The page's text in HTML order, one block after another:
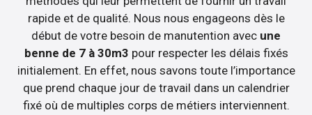
rapide et de qualité. Nous nous engageons dès le
début de votre besoin de manutention avec une
benne de 7 à 30m3 pour respecter les délais fixés
initialement. En effet, nous savons toute l’importance
que prend chaque jour de travail dans un calendrier
fixé où de multiples corps de métiers interviennent.